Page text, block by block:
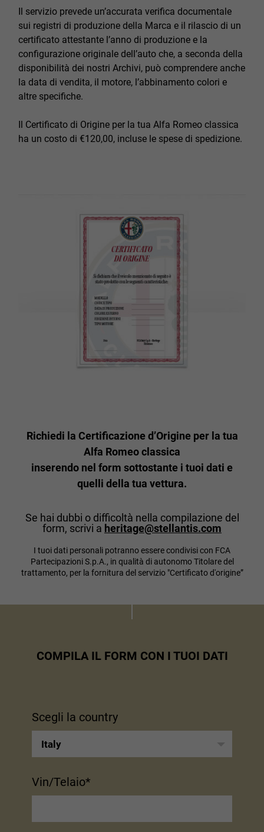
Il servizio prevede un’accurata verifica documentale
sui registri di produzione della Marca e il rilascio di un
certificato attestante l’anno di produzione e la
configurazione originale dell’auto che, a seconda della
disponibilità dei nostri Archivi, può comprendere anche
la data di vendita, il motore, l’abbinamento colori e
altre specifiche.
Il Certificato di Origine per la tua Alfa Romeo classica
ha un costo di €120,00, incluse le spese di spedizione.
Richiedi la Certificazione d’Origine per la tua
Alfa Romeo classica
inserendo nel form sottostante i tuoi dati e
quelli della tua vettura.
Se hai dubbi o difficoltà nella compilazione del
form, scrivi a heritage@stellantis.com
I tuoi dati personali potranno essere condivisi con FCA
Partecipazioni S.p.A., in qualità di autonomo Titolare del
trattamento, per la fornitura del servizio "Certificato d'origine”
COMPILA IL FORM CON I TUOI DATI
Scegli la country
Italy
Vin/Telaio*